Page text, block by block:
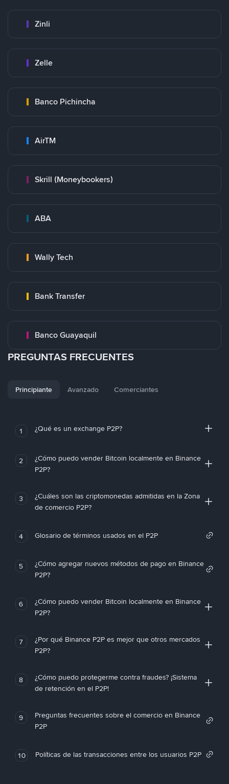
Zinli
Zelle
Banco Pichincha
AirTM
Skrill (Moneybookers)
ABA
Wally Tech
Bank Transfer
Banco Guayaquil
PREGUNTAS FRECUENTES
Principiante Avanzado Comerciantes
1 ¿Qué es un exchange P2P?
2
¿Cómo puedo vender Bitcoin localmente en Binance
P2P?
3
¿Cuáles son las criptomonedas admitidas en la Zona
de comercio P2P?
4 Glosario de términos usados en el P2P
5
¿Cómo agregar nuevos métodos de pago en Binance
P2P?
6
¿Cómo puedo vender Bitcoin localmente en Binance
P2P?
7
¿Por qué Binance P2P es mejor que otros mercados
P2P?
8
¿Cómo puedo protegerme contra fraudes? ¡Sistema
de retención en el P2P!
9
Preguntas frecuentes sobre el comercio en Binance
P2P
10 Políticas de las transacciones entre los usuarios P2P